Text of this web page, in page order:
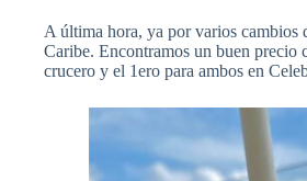
A última hora, ya por varios cambios
Caribe. Encontramos un buen precio
crucero y el 1ero para ambos en